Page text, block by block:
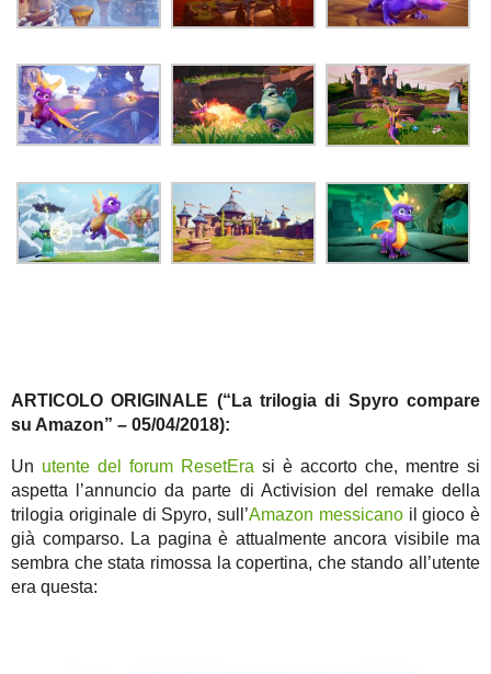
ARTICOLO ORIGINALE (“La trilogia di Spyro compare
su Amazon” – 05/04/2018):
Un utente del forum ResetEra si è accorto che, mentre si
aspetta l’annuncio da parte di Activision del remake della
trilogia originale di Spyro, sull’Amazon messicanoil gioco è
già comparso. La pagina è attualmente ancora visibile ma
sembra che stata rimossa la copertina, che stando all’utente
era questa: